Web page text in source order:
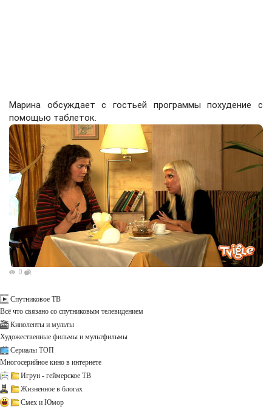
Марина обсуждает с гостьей программы похудение с
помощью таблеток.
0
Спутниковое ТВ
Всё что связано со спутниковым телевидением
Киноленты и мульты
Художественные фильмы и мультфильмы
Сериалы ТОП
Многосерийное кино в интернете
Игрун - геймерское ТВ
Жизненное в блогах
Смех и Юмор